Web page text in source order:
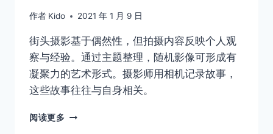
作者 Kido 2021 年 1 月 9 日
街头摄影基于偶然性，但拍摄内容反映个人观
察与经验。通过主题整理，随机影像可形成有
凝聚力的艺术形式。摄影师用相机记录故事，
这些故事往往与自身相关。
阅读更多 找